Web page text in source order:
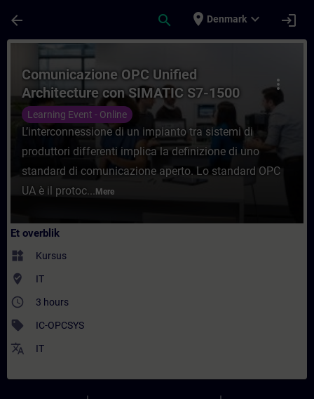
arrow_back search place Denmark expand_more login
Rute - Comunicazione OPC Unified
more_vert
Comunicazione OPC Unified
Architecture con SIMATIC S7-1500
Learning Event - Online
L’interconnessione di un impianto tra sistemi di
produttori differenti implica la definizione di uno
standard di comunicazione aperto. Lo standard OPC
UA è il protoc... Mere
Et overblik
widgets Kursus
where_to_vote IT
access_time 3 hours
sell IC-OPCSYS
translate IT